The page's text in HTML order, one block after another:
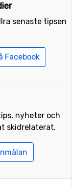
senaste tipsen
Facebook
nyheter och
skidrelaterat.